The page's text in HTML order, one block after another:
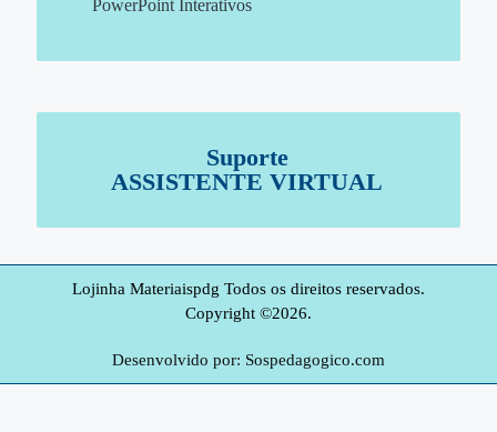
PowerPoint Interativos
Suporte
ASSISTENTE VIRTUAL
Lojinha Materiaispdg Todos os direitos reservados.
Copyright ©2026.
Desenvolvido por: Sospedagogico.com